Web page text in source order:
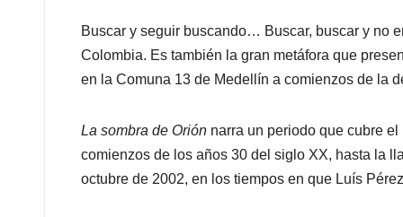
Buscar y seguir buscando… Buscar, buscar y no
Colombia. Es también la gran metáfora que
en la Comuna 13 de Medellín a comienzos de la
La sombra de Orión narra un periodo que cubre
comienzos de los años 30 del siglo XX, hasta la
octubre de 2002, en los tiempos en que Luís